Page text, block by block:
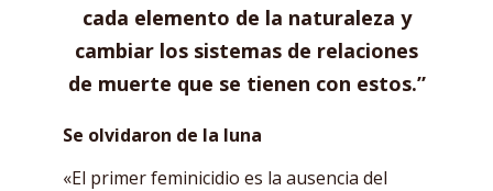
cada elemento de la naturaleza y
cambiar los sistemas de relaciones
de muerte que se tienen con estos.”
Se olvidaron de la luna
«El primer feminicidio es la ausencia del